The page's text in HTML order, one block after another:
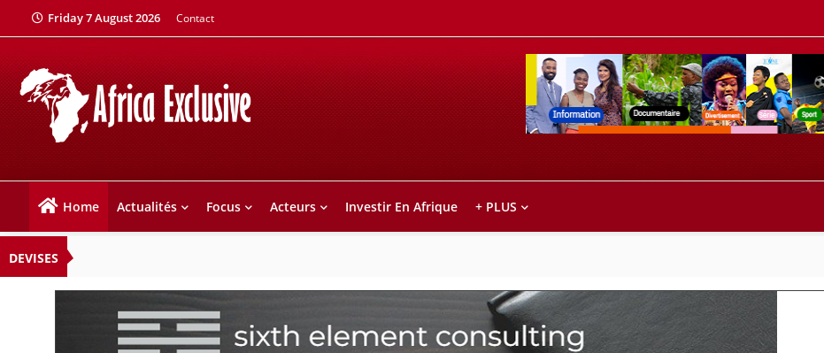
Friday 7 August 2026 Contact
Home Actualités Focus Acteurs Investir En Afrique + PLUS
DEVISES